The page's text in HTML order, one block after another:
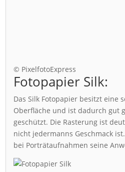
© PixelfotoExpress
Fotopapier Silk:
Das Silk Fotopapier besitzt eine
Oberfläche und ist dadurch gut
geschützt. Die Rasterung ist
nicht jedermanns Geschmack
bei Porträtaufnahmen seine